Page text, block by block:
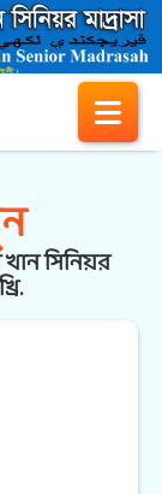
খান সিনিয়র